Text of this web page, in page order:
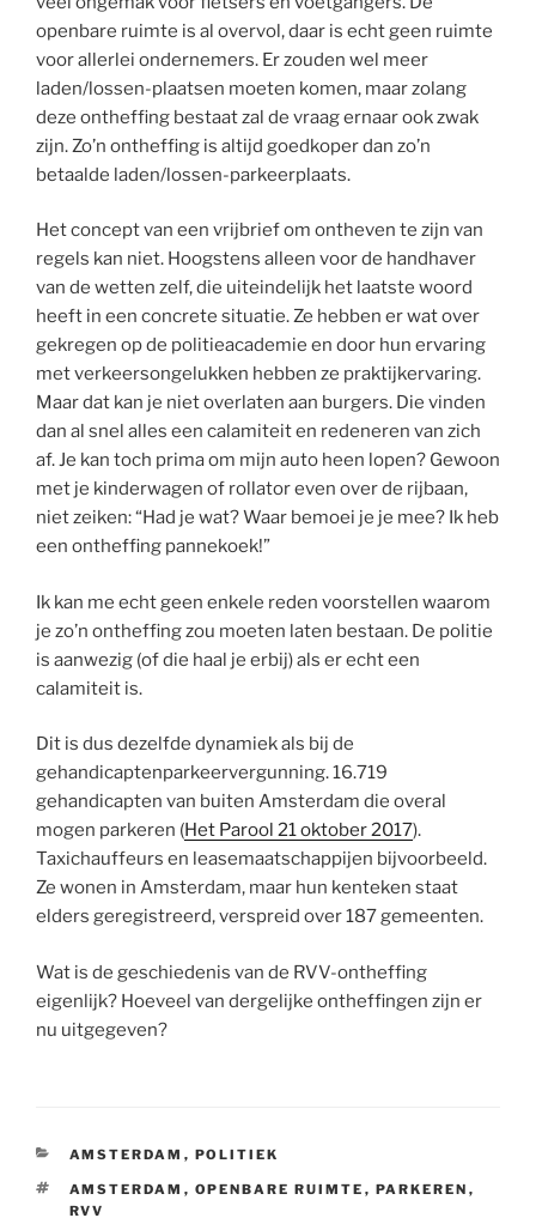
openbare ruimte is al overvol, daar is echt geen ruimte
voor allerlei ondernemers. Er zouden wel meer
laden/lossen-plaatsen moeten komen, maar zolang
deze ontheffing bestaat zal de vraag ernaar ook zwak
zijn. Zo’n ontheffing is altijd goedkoper dan zo’n
betaalde laden/lossen-parkeerplaats.
Het concept van een vrijbrief om ontheven te zijn van
regels kan niet. Hoogstens alleen voor de handhaver
van de wetten zelf, die uiteindelijk het laatste woord
heeft in een concrete situatie. Ze hebben er wat over
gekregen op de politieacademie en door hun ervaring
met verkeersongelukken hebben ze praktijkervaring.
Maar dat kan je niet overlaten aan burgers. Die vinden
dan al snel alles een calamiteit en redeneren van zich
af. Je kan toch prima om mijn auto heen lopen? Gewoon
met je kinderwagen of rollator even over de rijbaan,
niet zeiken: “Had je wat? Waar bemoei je je mee? Ik heb
een ontheffing pannekoek!”
Ik kan me echt geen enkele reden voorstellen waarom
je zo’n ontheffing zou moeten laten bestaan. De politie
is aanwezig (of die haal je erbij) als er echt een
calamiteit is.
Dit is dus dezelfde dynamiek als bij de
gehandicaptenparkeervergunning. 16.719
gehandicapten van buiten Amsterdam die overal
mogen parkeren (Het Parool 21 oktober 2017).
Taxichauffeurs en leasemaatschappijen bijvoorbeeld.
Ze wonen in Amsterdam, maar hun kenteken staat
elders geregistreerd, verspreid over 187 gemeenten.
Wat is de geschiedenis van de RVV-ontheffing
eigenlijk? Hoeveel van dergelijke ontheffingen zijn er
nu uitgegeven?
CATEGORIEËN
AMSTERDAM , POLITIEK
TAGS
AMSTERDAM , OPENBARE RUIMTE , PARKEREN ,
RVV